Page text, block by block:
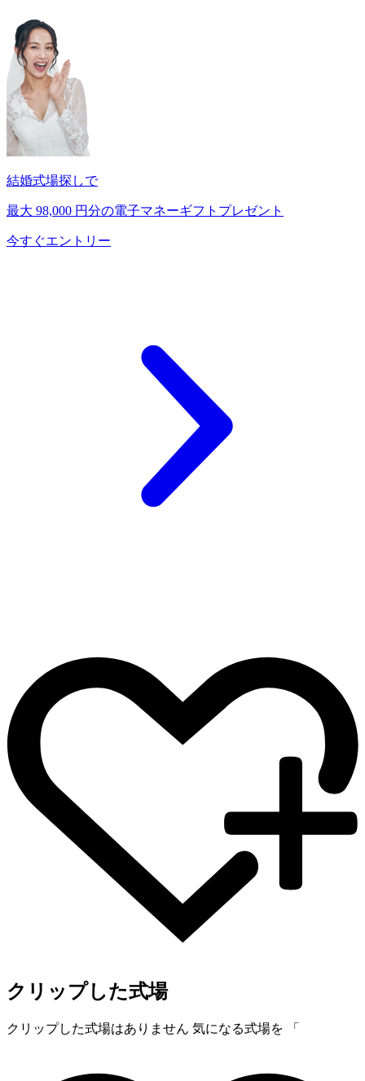
結婚式場探しで
最大 98,000 円分の電子マネーギフトプレゼント
今すぐエントリー
クリップした式場
クリップした式場はありません 気になる式場を 「